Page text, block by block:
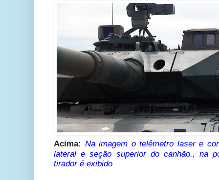
Acima: Na imagem o telêmetro laser e
lateral e seção superior do canhão., na
tirador é exibido